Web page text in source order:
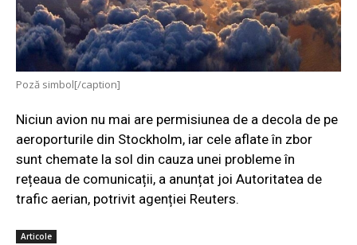
Poză simbol[/caption]
Niciun avion nu mai are permisiunea de a decola de pe
aeroporturile din Stockholm, iar cele aflate în zbor
sunt chemate la sol din cauza unei probleme în
rețeaua de comunicații, a anunțat joi Autoritatea de
trafic aerian, potrivit agenției Reuters.
Articole